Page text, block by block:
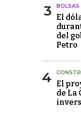
3 BOLSAS
El
del
Petro
4
El
de La